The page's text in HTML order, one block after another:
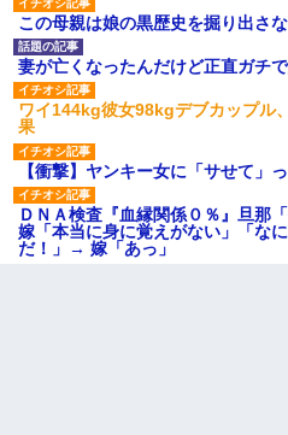
この母親は娘の黒歴史を掘り出さ
妻が亡くなったんだけど正直ガチ
ワイ144kg彼女98kgデブカップル
果
【衝撃】ヤンキー女に「サせて」
ＤＮＡ検査『血縁関係０％』旦那
嫁「本当に身に覚えがない」「な
だ！」→ 嫁「あっ」